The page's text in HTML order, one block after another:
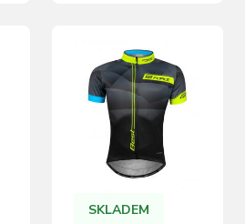
schne. Úzký střih z
pružného materiálu
doplňuje
celopropínací zip
japonské značky YKK
ovladatelný jednou
rukou i za jízdy…
SKLADEM